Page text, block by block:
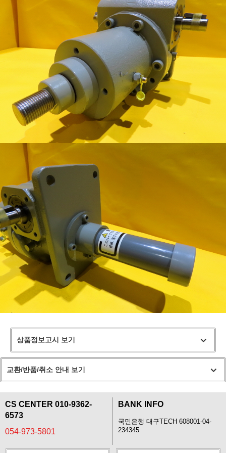
상품정보고시 보기
교환/반품/취소 안내 보기
CS CENTER 010-9362-
6573
054-973-5801
BANK INFO
국민은행 대구TECH 608001-04-
234345